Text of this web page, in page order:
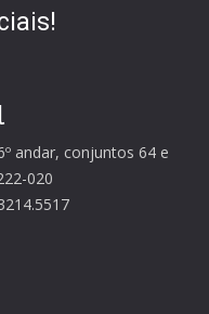
andar, conjuntos 64 e
020